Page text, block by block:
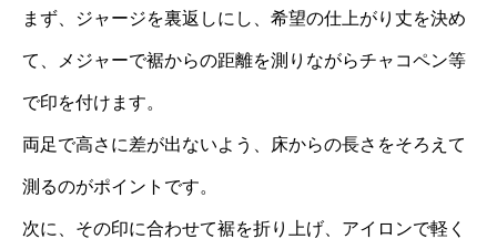
まず、ジャージを裏返しにし、希望の仕上がり丈を決め
て、メジャーで裾からの距離を測りながらチャコペン等
で印を付けます。
両足で高さに差が出ないよう、床からの長さをそろえて
測るのがポイントです。
次に、その印に合わせて裾を折り上げ、アイロンで軽く